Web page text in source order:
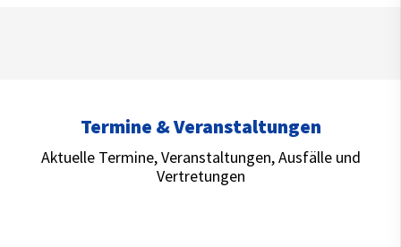
Termine & Veranstaltungen
Aktuelle Termine, Veranstaltungen, Ausfälle und
Vertretungen